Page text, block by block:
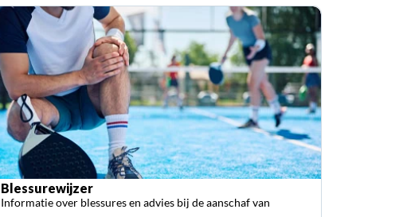
Blessurewijzer
Informatie over blessures en advies bij de aanschaf van